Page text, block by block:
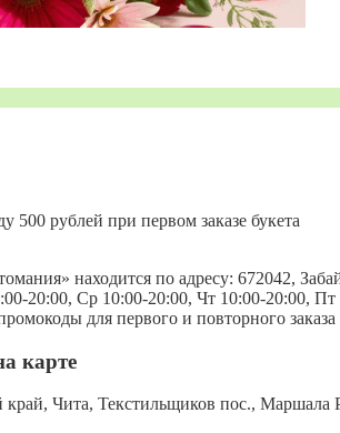
500 рублей при первом заказе букета
находится по адресу: 672042,
20:00, Ср 10:00-20:00, Чт 10:00-20:00,
для первого и повторного заказа
карте
край, Чита, Текстильщиков пос., Маршала